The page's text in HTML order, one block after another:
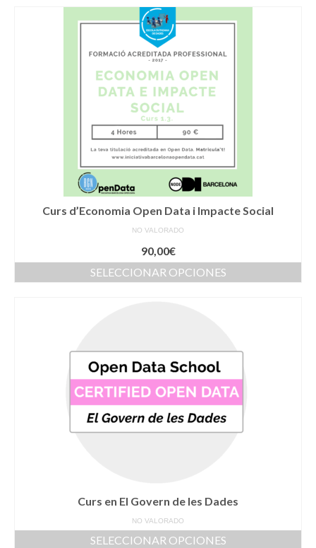
Curs d’Economia Open Data i Impacte Social
NO VALORADO
90,00€
SELECCIONAR OPCIONES
Las
opciones
se
elegir
en
Curs en El Govern de les Dades
NO VALORADO
SELECCIONAR OPCIONES